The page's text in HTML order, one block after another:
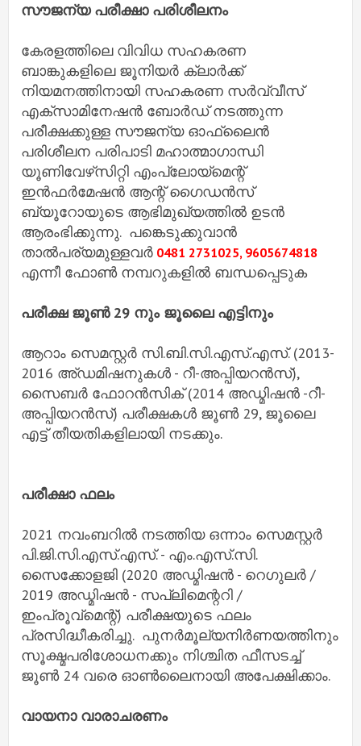
സൗജന്യ പരീക്ഷാ പരിശീലനം
കേരളത്തിലെ വിവിധ സഹകരണ
ബാങ്കുകളിലെ ജൂനിയർ ക്ലാർക്ക്
നിയമനത്തിനായി സഹകരണ സർവ്വീസ്
എക്‌സാമിനേഷൻ ബോർഡ് നടത്തുന്ന
പരീക്ഷക്കുള്ള സൗജന്യ ഓഫ്‌ലൈൻ
പരിശീലന പരിപാടി മഹാത്മാഗാന്ധി
യൂണിവേഴ്‌സിറ്റി എംപ്ലോയ്‌മെന്റ്
ഇൻഫർമേഷൻ ആന്റ് ഗൈഡൻസ്
ബ്യൂറോയുടെ ആഭിമുഖ്യത്തിൽ ഉടൻ
ആരംഭിക്കുന്നു. പങ്കെടുക്കുവാൻ
താൽപര്യമുള്ളവർ 0481 2731025, 9605674818
എന്നീ ഫോൺ നമ്പറുകളിൽ ബന്ധപ്പെടുക
പരീക്ഷ ജൂൺ 29 നും ജൂലൈ എട്ടിനും
ആറാം സെമസ്റ്റർ സി.ബി.സി.എസ്.എസ്. (2013-
2016 അ്ഡമിഷനുകൾ - റീ-അപ്പിയറൻസ്),
സൈബർ ഫോറൻസിക് (2014 അഡ്മിഷൻ -റീ-
അപ്പിയറൻസ്) പരീക്ഷകൾ ജൂൺ 29, ജൂലൈ
എട്ട് തീയതികളിലായി നടക്കും.
പരീക്ഷാ ഫലം
2021 നവംബറിൽ നടത്തിയ ഒന്നാം സെമസ്റ്റർ
പി.ജി.സി.എസ്.എസ്. - എം.എസ്.സി.
സൈക്കോളജി (2020 അഡ്മിഷൻ - റെഗുലർ /
2019 അഡ്മിഷൻ - സപ്ലിമെന്ററി /
ഇംപ്രൂവ്‌മെന്റ്) പരീക്ഷയുടെ ഫലം
പ്രസിദ്ധീകരിച്ചു. പുനർമൂല്യനിർണയത്തിനും
സൂക്ഷ്മപരിശോധനക്കും നിശ്ചിത ഫീസടച്ച്
ജൂൺ 24 വരെ ഓൺലൈനായി അപേക്ഷിക്കാം.
വായനാ വാരാചരണം